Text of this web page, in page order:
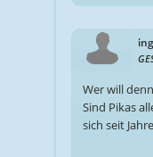
Wer will
Sind Pikas
sich seit